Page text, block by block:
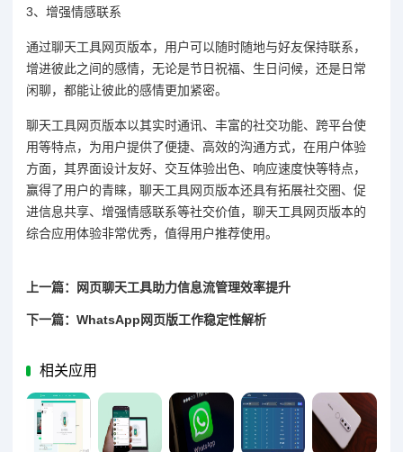
3、增强情感联系
通过聊天工具网页版本，用户可以随时随地与好友保持联系，
增进彼此之间的感情，无论是节日祝福、生日问候，还是日常
闲聊，都能让彼此的感情更加紧密。
聊天工具网页版本以其实时通讯、丰富的社交功能、跨平台使
用等特点，为用户提供了便捷、高效的沟通方式，在用户体验
方面，其界面设计友好、交互体验出色、响应速度快等特点，
赢得了用户的青睐，聊天工具网页版本还具有拓展社交圈、促
进信息共享、增强情感联系等社交价值，聊天工具网页版本的
综合应用体验非常优秀，值得用户推荐使用。
上一篇：网页聊天工具助力信息流管理效率提升
下一篇：WhatsApp网页版工作稳定性解析
相关应用